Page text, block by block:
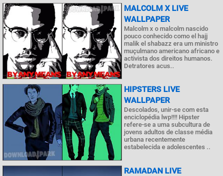
MALCOLM X LIVE
WALLPAPER
Malcolm x o malcolm nascido
pouco conhecido como el hajj
malik el shabazz era um ministro
muçulmano americano africano e
activista dos direitos humanos.
Detratores acus..
HIPSTERS LIVE
WALLPAPER
Descolados, unir-se com esta
enciclopédia lwp!!!! Hipster
refere-se a uma subcultura de
jovens adultos de classe média
urbana recentemente
estabelecida e adolescentes ..
RAMADAN LIVE